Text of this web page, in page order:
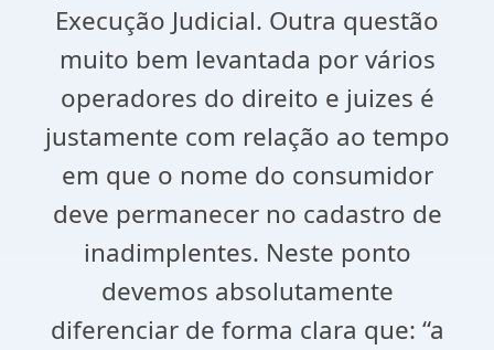
Execução Judicial. Outra questão
muito bem levantada por vários
operadores do direito e juizes é
justamente com relação ao tempo
em que o nome do consumidor
deve permanecer no cadastro de
inadimplentes. Neste ponto
devemos absolutamente
diferenciar de forma clara que: “a